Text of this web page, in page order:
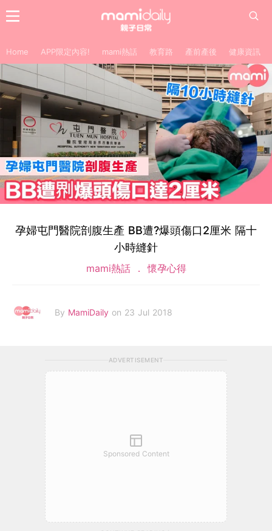
Home APP限定內容! mami熱話 教育路 產前產後 健康資訊
孕婦屯門醫院剖腹生產 BB遭?爆頭傷口2厘米 隔十
小時縫針
mami熱話 懷孕心得
By MamiDaily on 23 Jul 2018
ADVERTISEMENT
Sponsored Content